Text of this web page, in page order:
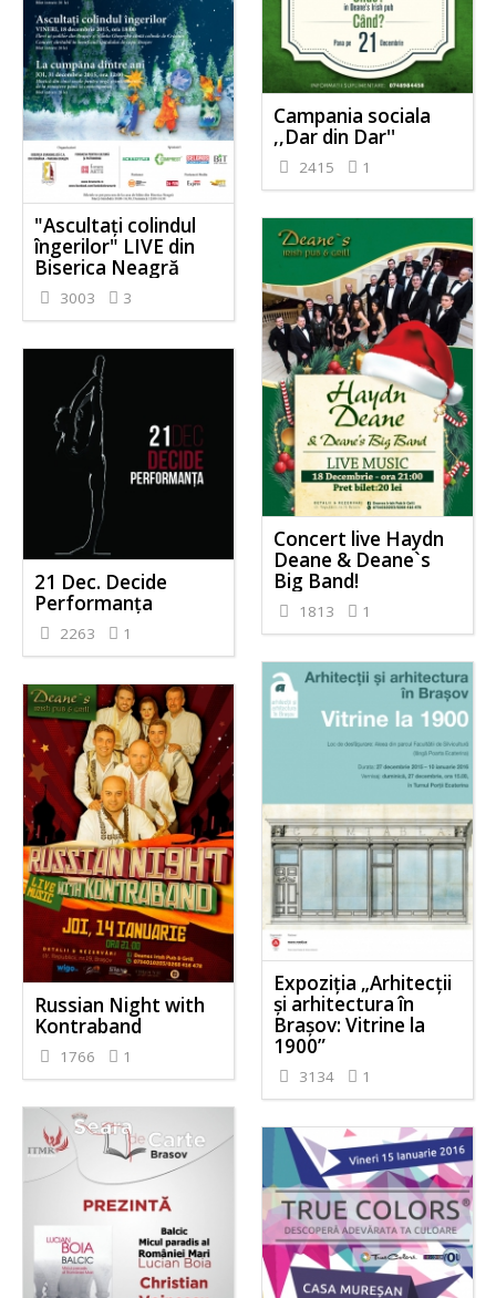
Campania sociala
,,Dar din Dar''
2415 1
"Ascultaţi colindul
îngerilor" LIVE din
Biserica Neagră
3003 3
Concert live Haydn
Deane & Deane`s
Big Band!
1813 1
21 Dec. Decide
Performanța
2263 1
Expoziția „Arhitecții
și arhitectura în
Brașov: Vitrine la
1900”
3134 1
Russian Night with
Kontraband
1766 1